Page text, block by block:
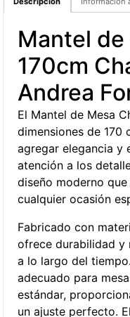
Mantel
170cm
Andrea
El Mantel de Mesa
dimensiones de 170
agregar elegancia y
atención a los
diseño moderno
cualquier ocasión
Fabricado con
ofrece durabilidad y
a lo largo del
adecuado para
estándar,
un ajuste perfecto.